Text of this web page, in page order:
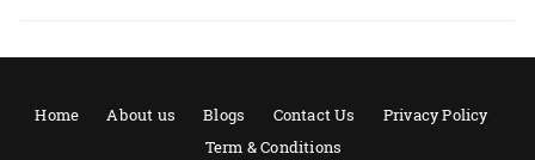
Home About us Blogs Contact Us
Privacy Policy
Term & Conditions